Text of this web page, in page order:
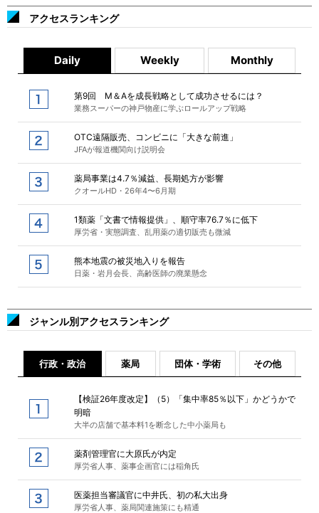
アクセスランキング
Daily Weekly Monthly
第9回 M＆Aを成長戦略として成功させるには？
業務スーパーの神戸物産に学ぶロールアップ戦略
OTC遠隔販売、コンビニに「大きな前進」
JFAが報道機関向け説明会
薬局事業は4.7％減益、長期処方が影響
クオールHD・26年4〜6月期
1類薬「文書で情報提供」、順守率76.7％に低下
厚労省・実態調査、乱用薬の適切販売も微減
熊本地震の被災地入りを報告
日薬・岩月会長、高齢医師の廃業懸念
ジャンル別アクセスランキング
行政・政治 薬局 団体・学術 その他
【検証26年度改定】（5）「集中率85％以下」かどうかで
明暗
大半の店舗で基本料1を断念した中小薬局も
薬剤管理官に大原氏が内定
厚労省人事、薬事企画官には稲角氏
医薬担当審議官に中井氏、初の私大出身
厚労省人事、薬局関連施策にも精通